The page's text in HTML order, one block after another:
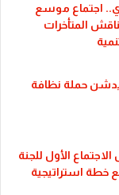
اجتماع موسع
المتأخرات
حملة نظافة
الأول للجنة
خطة استراتيجية